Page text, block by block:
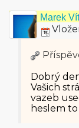
Marek
Dobrý
Vašich
vazeb
heslem